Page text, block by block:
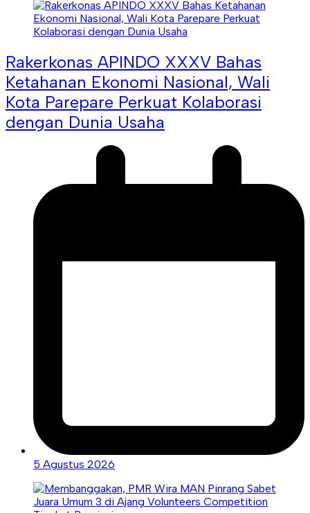
Rakerkonas APINDO XXXV Bahas
Ketahanan Ekonomi Nasional, Wali
Kota Parepare Perkuat Kolaborasi
dengan Dunia Usaha
5 Agustus 2026